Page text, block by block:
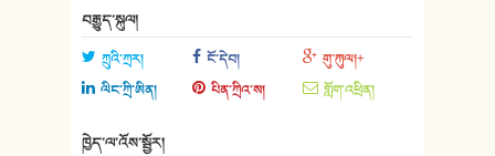
བརྒྱུད་སྐུལ།
ཀྲུའི་ཀྲར། ངོ་དེབ།
གུ་ཀུལ།+
ལིང་ཀྲི་ཨིན།
པིན་ཀྲིའ་ས། གློག་འཕྲིན།
ཁྱེད་ལ་འོས་སྦྱོར།